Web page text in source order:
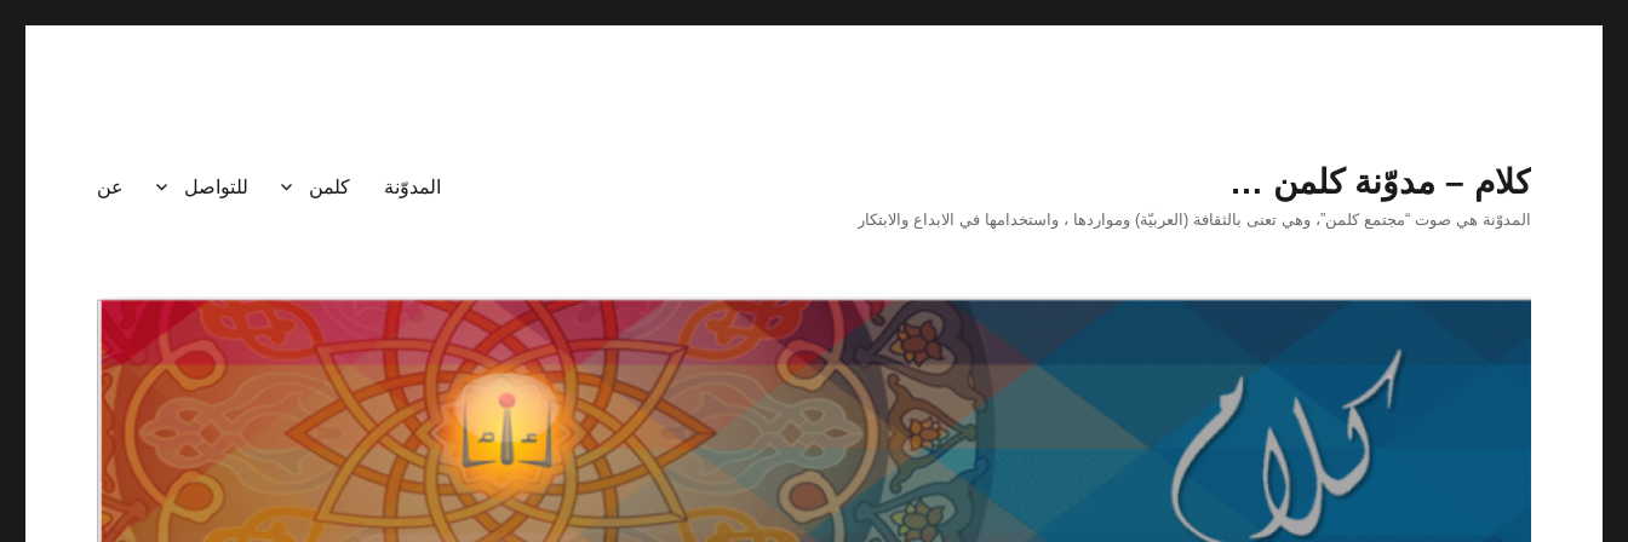
كلام – مدوّنة كلمن …
المدوّنة هي صوت “مجتمع كلمن”، وهي تعنى بالثقافة (العربيّة) ومواردها ، واستخدامها في الابداع والابتكار
المدوّنة كلمن للتواصل عن